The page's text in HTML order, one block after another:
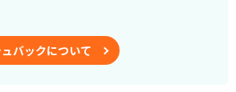
バックについて